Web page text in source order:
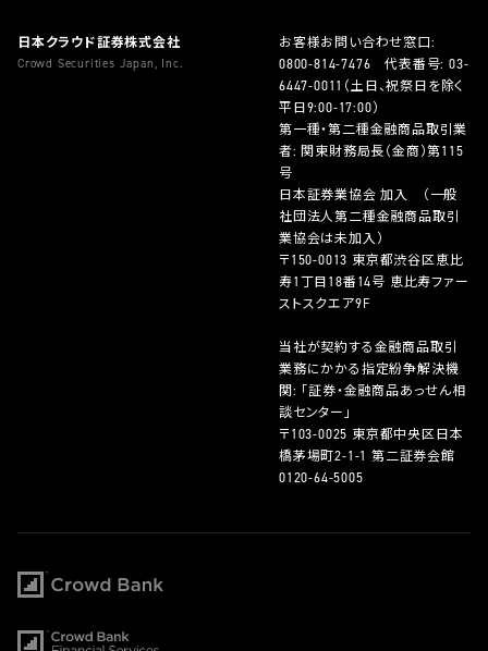
日本クラウド証券株式会社
Crowd Securities Japan, Inc.
お客様お問い合わせ窓口:
0800-814-7476 代表番号:03-
6447-0011 （土日、祝祭日を除く
平日9:00-17:00）
第一種・第二種金融商品取引業
者: 関東財務局長（金商）第115
号
日本証券業協会 加入 （一般
社団法人第二種金融商品取引
業協会は未加入）
〒150-0013 東京都渋谷区恵比
寿1丁目18番14号 恵比寿ファー
ストスクエア9F
当社が契約する金融商品取引
業務にかかる指定紛争解決機
関: 「証券・金融商品あっせん相
談センター」
〒103-0025 東京都中央区日本
橋茅場町2-1-1 第二証券会館
0120-64-5005